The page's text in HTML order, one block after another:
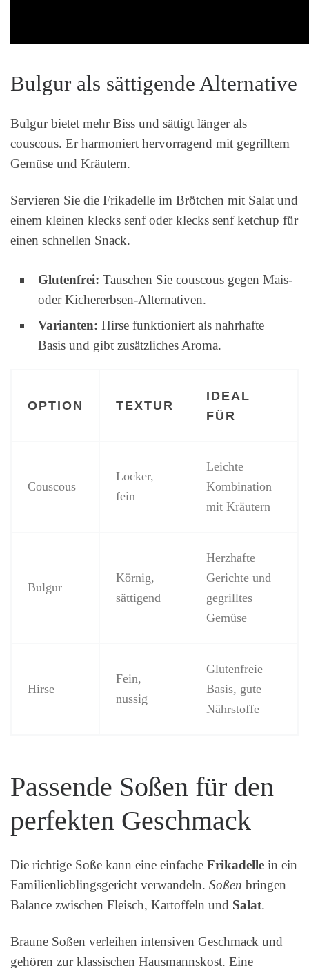
Bulgur als sättigende Alternative
Bulgur bietet mehr Biss und sättigt länger als
couscous. Er harmoniert hervorragend mit gegrilltem
Gemüse und Kräutern.
Servieren Sie die Frikadelle im Brötchen mit Salat und
einem kleinen klecks senf oder klecks senf ketchup für
einen schnellen Snack.
Glutenfrei: Tauschen Sie couscous gegen Mais‑
oder Kichererbsen‑Alternativen.
Varianten: Hirse funktioniert als nahrhafte
Basis und gibt zusätzliches Aroma.
OPTION TEXTUR
IDEAL
FÜR
Couscous
Locker,
fein
Leichte
Kombination
mit Kräutern
Bulgur
Körnig,
sättigend
Herzhafte
Gerichte und
gegrilltes
Gemüse
Hirse
Fein,
nussig
Glutenfreie
Basis, gute
Nährstoffe
Passende Soßen für den
perfekten Geschmack
Die richtige Soße kann eine einfache Frikadelle in ein
Familienlieblingsgericht verwandeln. Soßen bringen
Balance zwischen Fleisch, Kartoffeln und Salat.
Braune Soßen verleihen intensiven Geschmack und
gehören zur klassischen Hausmannskost. Eine